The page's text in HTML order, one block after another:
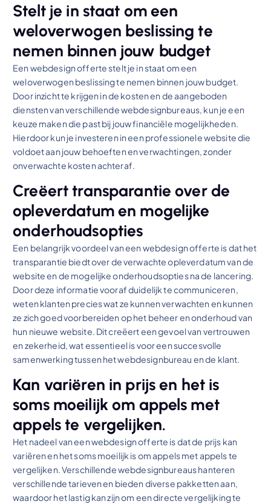
Stelt je in staat om een
weloverwogen beslissing te
nemen binnen jouw budget
Een webdesign offerte stelt je in staat om een
weloverwogen beslissing te nemen binnen jouw budget.
Door inzicht te krijgen in de kosten en de aangeboden
diensten van verschillende webdesignbureaus, kun je een
keuze maken die past bij jouw financiële mogelijkheden.
Hierdoor kun je investeren in een professionele website die
voldoet aan jouw behoeften en verwachtingen, zonder
onverwachte kosten achteraf.
Creëert transparantie over de
opleverdatum en mogelijke
onderhoudsopties
Een belangrijk voordeel van een webdesign offerte is dat het
transparantie biedt over de verwachte opleverdatum van de
website en de mogelijke onderhoudsopties na de lancering.
Door deze informatie vooraf duidelijk te communiceren,
weten klanten precies wat ze kunnen verwachten en kunnen
ze zich goed voorbereiden op het beheer en onderhoud van
hun nieuwe website. Dit creëert een gevoel van vertrouwen
en zekerheid, wat essentieel is voor een succesvolle
samenwerking tussen het webdesignbureau en de klant.
Kan variëren in prijs en het is
soms moeilijk om appels met
appels te vergelijken.
Het nadeel van een webdesign offerte is dat de prijs kan
variëren en het soms moeilijk is om appels met appels te
vergelijken. Verschillende webdesignbureaus hanteren
verschillende tarieven en bieden diverse pakketten aan,
waardoor het lastig kan zijn om een directe vergelijking te